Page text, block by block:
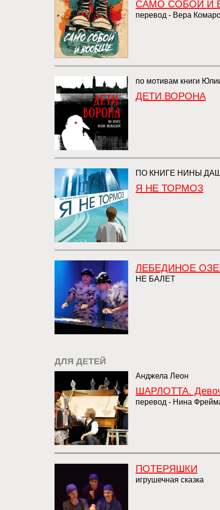
САМО СОБОЙ И
перевод - Вера
по мотивам книги
ДЕТИ ВОРОНА
ПО КНИГЕ НИНЫ
Я НЕ ТОРМОЗ
ЛЕБЕДИНОЕ
НЕ БАЛЕТ
ДЛЯ ДЕТЕЙ
Анджела Леон
ШАРЛОТТА.
перевод - Нина
ПОТЕРЯШКИ
игрушечная сказка